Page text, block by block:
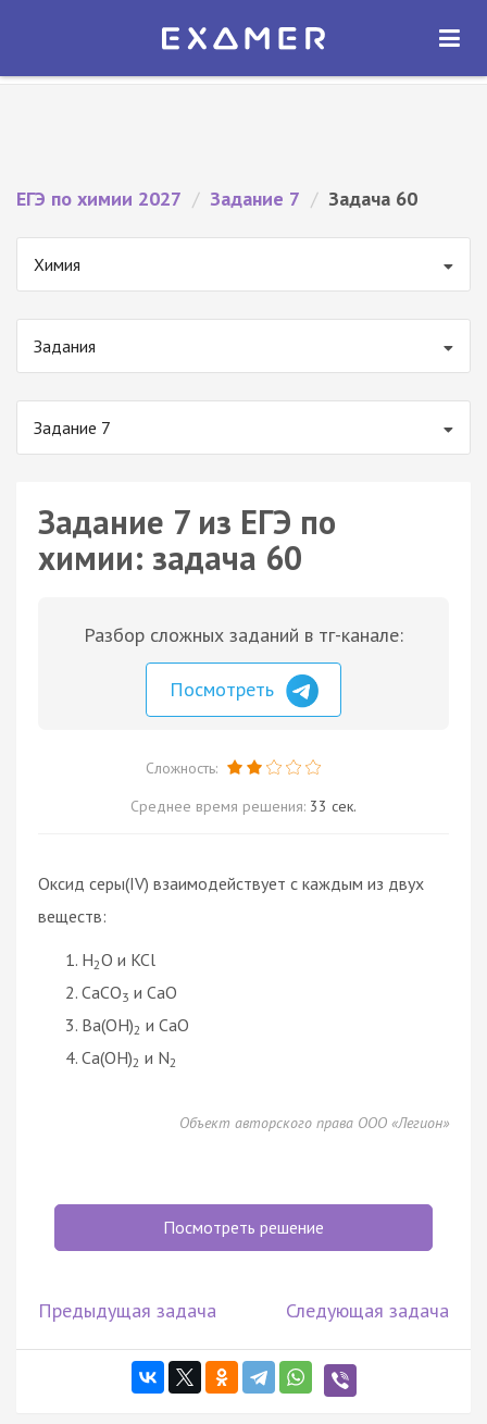
Экзамер — ЕГЭ 2027
ОТКРЫТЬ
ЕГЭ по химии 2027 / Задание 7 / Задача 60
Химия
Задания
Задание 7
Задание 7 из ЕГЭ по
химии: задача 60
Разбор сложных заданий в тг-канале:
Посмотреть
Сложность:
Среднее время решения: 33 сек.
Оксид серы(IV) взаимодействует с каждым из двух
веществ:
H2O и KCl
CaCO3 и CaO
Ba(OH)2 и CaO
Ca(OH)2 и N2
Объект авторского права ООО «Легион»
Посмотреть решение
Предыдущая задача Следующая задача